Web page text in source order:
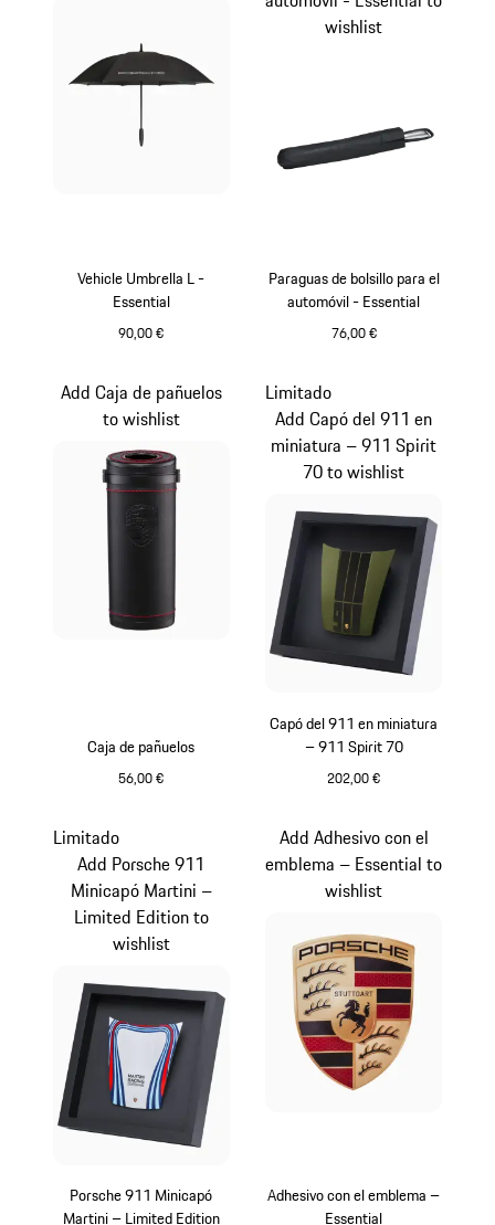
Vehicle Umbrella L -
Essential
90,00 €
Paraguas de bolsillo para el
automóvil - Essential
76,00 €
wishlist
Caja de pañuelos
56,00 €
Add Caja de pañuelos
to wishlist
Capó del 911 en miniatura
– 911 Spirit 70
202,00 €
Limitado
Add Capó del 911 en
miniatura – 911 Spirit
70 to wishlist
Porsche 911 Minicapó
Martini – Limited Edition
Limitado
Add Porsche 911
Minicapó Martini –
Limited Edition to
wishlist
Adhesivo con el emblema –
Essential
Add Adhesivo con el
emblema – Essential to
wishlist